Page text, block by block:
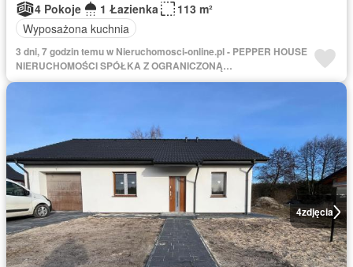
4 Pokoje
1 Łazienka
113 m²
Wyposażona kuchnia
3 dni, 7 godzin temu w Nieruchomosci-online.pl - PEPPER HOUSE
NIERUCHOMOŚCI SPÓŁKA Z OGRANICZONĄ
ODPOWIEDZIALNOŚCIĄ
4zdjęcia